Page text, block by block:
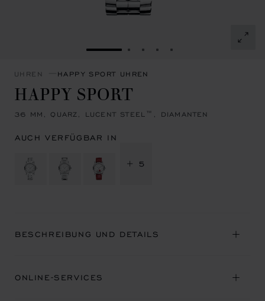
ZUR FOLIE GEHEN 1
ZUR FOLIE GEHEN 2
ZUR FOLIE GEHEN 3
ZUR FOLIE GEHEN 4
ZUR FOLIE GEHEN
UHREN HAPPY SPORT UHREN
HAPPY SPORT
36 MM, QUARZ, LUCENT STEEL™, DIAMANTEN
AUCH VERFÜGBAR IN
+ 5
BESCHREIBUNG UND DETAILS
ONLINE-SERVICES